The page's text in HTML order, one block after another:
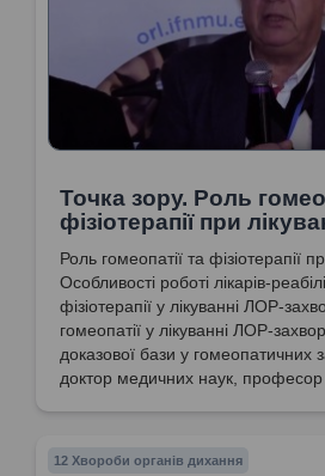
Точка зору. Роль
фізіотерапії при
Роль гомеопатії та фізіотерапії
Особливості роботі лікарів-
фізіотерапії у лікуванні ЛОР-
гомеопатії у лікуванні ЛОР-
доказової бази у гомеопатичних
доктор медичних наук, професор
12 Хвороби органів дихання